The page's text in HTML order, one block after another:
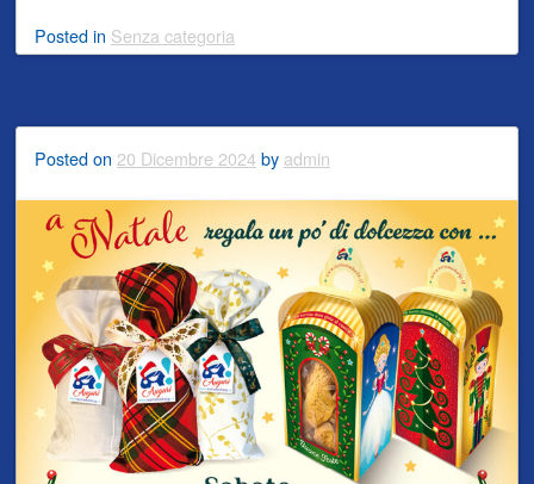
Postedin Senza categoria
Posted on 20 Dicembre 2024by admin